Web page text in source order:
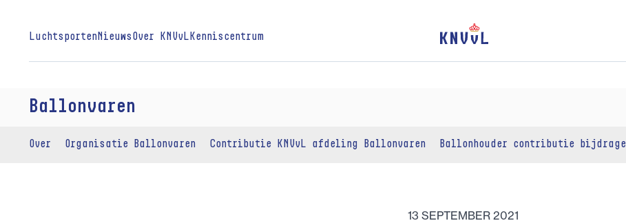
Luchtsporten Nieuws Over KNVvL Kenniscentrum
Ballonvaren
Over Organisatie Ballonvaren Contributie KNVvL afdeling Ballonvaren Ballonhouder contributie bijdrage
13 SEPTEMBER 2021